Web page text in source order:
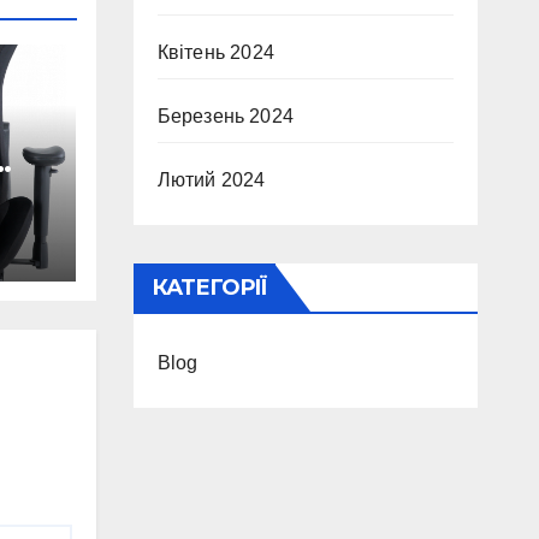
Квітень 2024
Березень 2024
Лютий 2024
КАТЕГОРІЇ
Blog